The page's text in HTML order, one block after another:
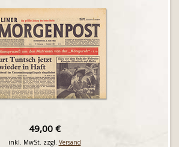
49,00 €
inkl. MwSt. zzgl. Versand